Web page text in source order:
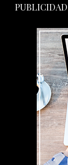
PUBLICIDAD